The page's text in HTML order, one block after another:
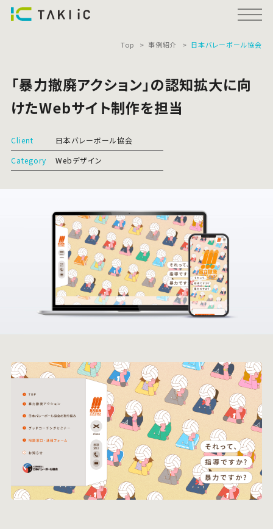
Top 事例紹介 日本バレーボール協会
「暴力撤廃アクション」の認知拡大に向
けたWebサイト制作を担当
Client
日本バレーボール協会
Category
Webデザイン